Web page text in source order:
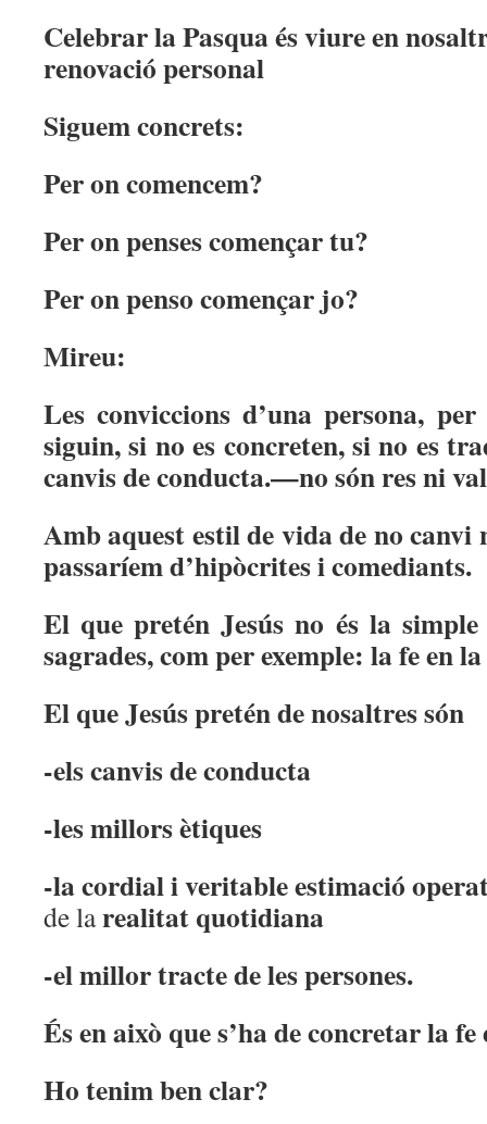
Celebrar la Pasqua és viure en
renovació personal
Siguem concrets:
Per on comencem?
Per on penses començar tu?
Per on penso començar jo?
Mireu:
Les conviccions d’una persona,
siguin, si no es concreten, si no es
canvis de conducta.—no són res ni
Amb aquest estil de vida de no
passaríem d’hipòcrites i comediants.
El que pretén Jesús no és la
sagrades, com per exemple: la fe en
El que Jesús pretén de nosaltres són
-els canvis de conducta
-les millors ètiques
-la cordial i veritable estimació
de larealitat quotidiana
-el millor tracte de les persones.
És en això que s’ha de concretar la
Ho tenim ben clar?